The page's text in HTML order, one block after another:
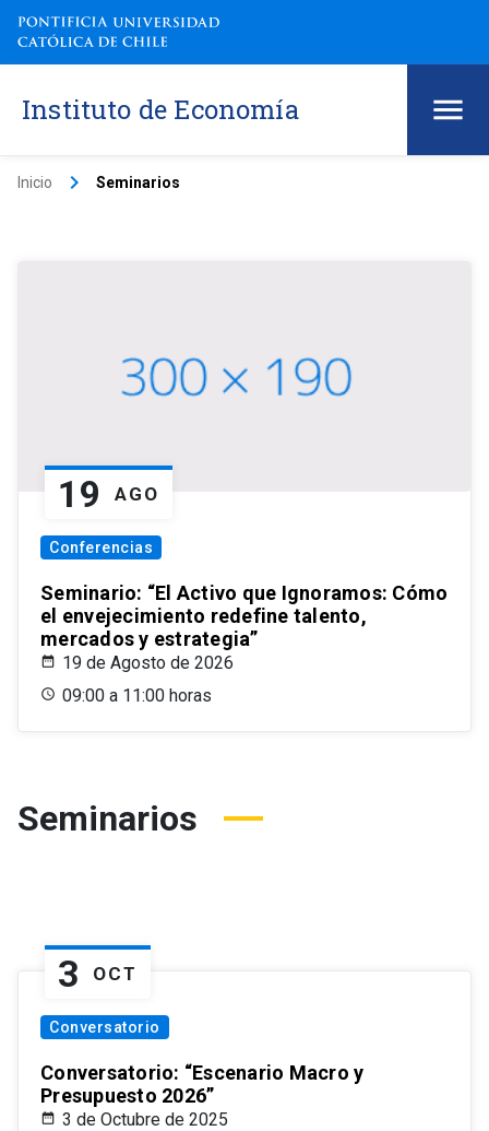
Instituto de Economía
Inicio keyboard_arrow_right Seminarios
19 AGO
Conferencias
Seminario: “El Activo que Ignoramos: Cómo
el envejecimiento redefine talento,
mercados y estrategia”
19 de Agosto de 2026
09:00 a 11:00 horas
Seminarios
3 OCT
Conversatorio
Conversatorio: “Escenario Macro y
Presupuesto 2026”
3 de Octubre de 2025